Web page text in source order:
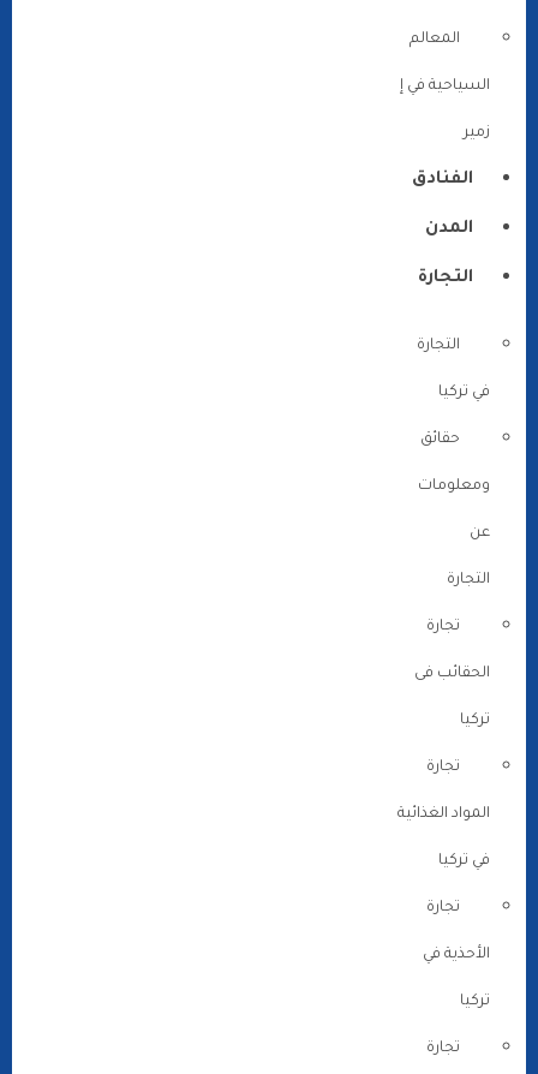
المعالم
السياحية في إ
زمير
الفنادق
المدن
التجارة
التجارة
في تركيا
حقائق
ومعلومات
عن
التجارة
تجارة
الحقائب فى
تركيا
تجارة
المواد الغذائية
في تركيا
تجارة
الأحذية في
تركيا
تجارة